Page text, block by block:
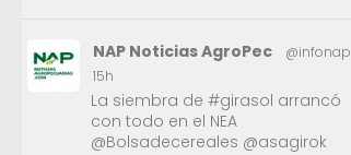
NAP Noticias AgroPec @infonap
15h
La siembra de #girasol arrancó
con todo en el NEA
@Bolsadecereales @asagirok